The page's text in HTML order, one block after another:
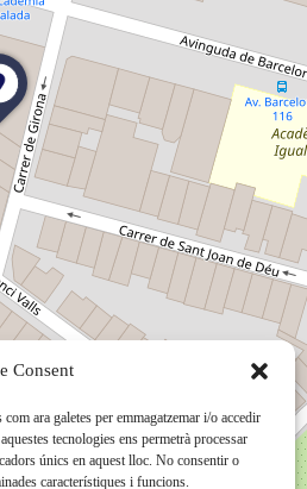
Consent
ara galetes per emmagatzemar i/o accedir
tecnologies ens permetrà processar
únics en aquest lloc. No consentir o
característiques i funcions.